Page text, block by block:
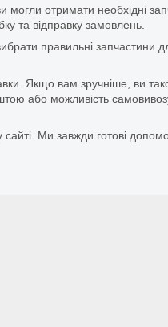
могли отримати необхідні
та відправку замовлень.
правильні запчастини
Якщо вам зручніше, ви
або можливість
Ми завжди готові